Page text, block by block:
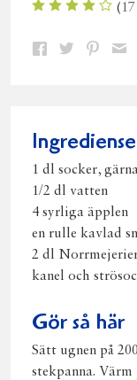
(17
Dela Dela Dela
1 dl socker,
1/2 dl vatten
4 syrliga äpplen
en rulle kavlad
2 dl
kanel och
Gör så här
Sätt ugnen på
stekpanna.